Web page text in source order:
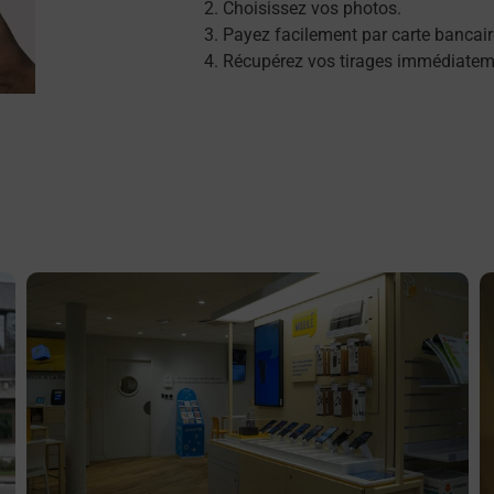
Choisissez vos photos.
Payez facilement par carte
Récupérez vos tirages
En savoir plus